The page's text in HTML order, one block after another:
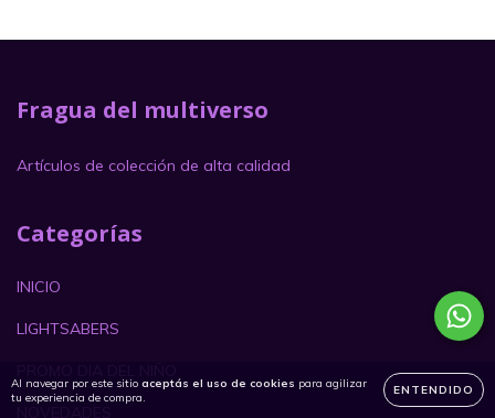
Al navegar por este sitio aceptás el uso de cookies para agilizar
tu experiencia de compra.
ENTENDIDO
Fragua del multiverso
Artículos de colección de alta calidad
Categorías
INICIO
LIGHTSABERS